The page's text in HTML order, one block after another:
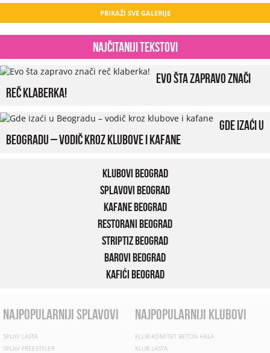
PRIKAŽI SVE GALERIJE
Najčitaniji tekstovi
Evo šta zapravo znači
reč klaberka!
Gde izaći u
Beogradu – vodič kroz klubove i kafane
Klubovi Beograd
Splavovi Beograd
Kafane Beograd
Restorani Beograd
Striptiz Beograd
Barovi Beograd
Kafići Beograd
najpopularniji splavovi
SPLAV LASTA
SPLAV FREESTYLER
najpopularniji klubovi
KLUB KOMITET BETON HALA
KLUB LASTA